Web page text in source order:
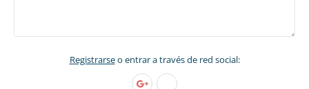
Registrarseo entrar a través de red social: